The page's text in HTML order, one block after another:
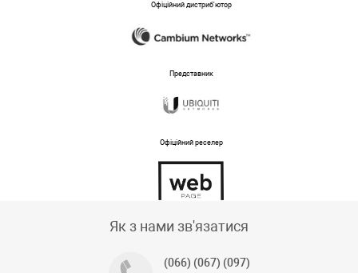
Офіційний дистриб'ютор
Представник
Офіційний реселер
Як з нами зв'язатися
(066) (067) (097)